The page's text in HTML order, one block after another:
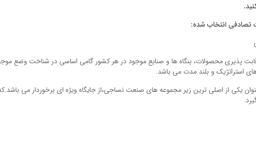
تصادفی انتخاب شده:
پذیری محصولات، بنگاه ها و صنایع موجود در هر کشور گامی اساسی در شناخت وضع
استراتژیک و بلند مدت می باشد.
یکی از اصلی ترین زیر مجموعه های صنعت نساجی،از جایگاه ویژه ای برخوردار می